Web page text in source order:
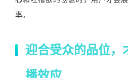
率。
迎合受众的品位，
播效应